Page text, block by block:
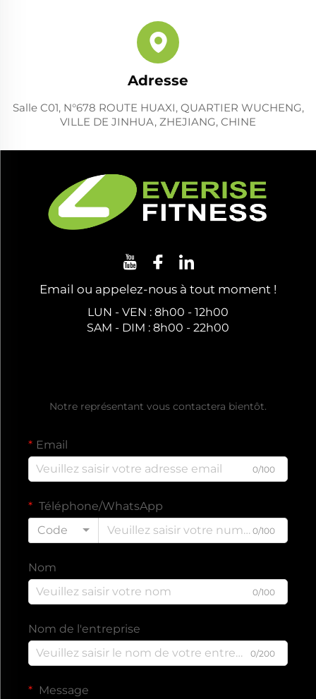
Adresse
Salle C01, N°678 ROUTE HUAXI, QUARTIER WUCHENG,
VILLE DE JINHUA, ZHEJIANG, CHINE
Email ou appelez-nous à tout moment !
LUN - VEN : 8h00 - 12h00
SAM - DIM : 8h00 - 22h00
Notre représentant vous contactera bientôt.
Email
0/100
Téléphone/WhatsApp
Code
0/100
Nom
0/100
Nom de l'entreprise
0/200
Message